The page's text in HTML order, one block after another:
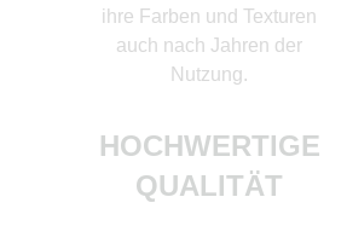
ihre Farben und Texturen
auch nach Jahren der
Nutzung.
HOCHWERTIGE
QUALITÄT